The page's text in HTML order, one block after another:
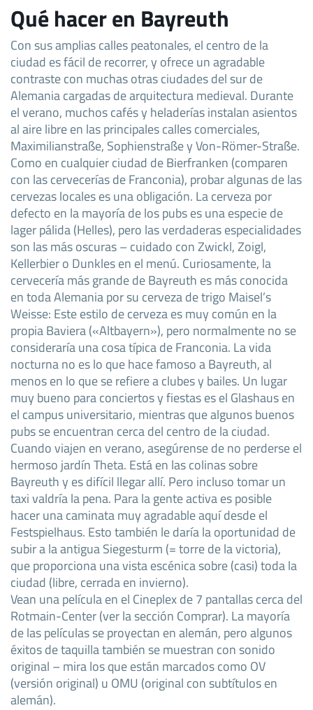
Qué hacer en Bayreuth
Con sus amplias calles peatonales, el centro de la
ciudad es fácil de recorrer, y ofrece un agradable
contraste con muchas otras ciudades del sur de
Alemania cargadas de arquitectura medieval. Durante
el verano, muchos cafés y heladerías instalan asientos
al aire libre en las principales calles comerciales,
Maximilianstraße, Sophienstraße y Von-Römer-Straße.
Como en cualquier ciudad de Bierfranken (comparen
con las cervecerías de Franconia), probar algunas de las
cervezas locales es una obligación. La cerveza por
defecto en la mayoría de los pubs es una especie de
lager pálida (Helles), pero las verdaderas especialidades
son las más oscuras – cuidado con Zwickl, Zoigl,
Kellerbier o Dunkles en el menú. Curiosamente, la
cervecería más grande de Bayreuth es más conocida
en toda Alemania por su cerveza de trigo Maisel’s
Weisse: Este estilo de cerveza es muy común en la
propia Baviera («Altbayern»), pero normalmente no se
consideraría una cosa típica de Franconia. La vida
nocturna no es lo que hace famoso a Bayreuth, al
menos en lo que se refiere a clubes y bailes. Un lugar
muy bueno para conciertos y fiestas es el Glashaus en
el campus universitario, mientras que algunos buenos
pubs se encuentran cerca del centro de la ciudad.
Cuando viajen en verano, asegúrense de no perderse el
hermoso jardín Theta. Está en las colinas sobre
Bayreuth y es difícil llegar allí. Pero incluso tomar un
taxi valdría la pena. Para la gente activa es posible
hacer una caminata muy agradable aquí desde el
Festspielhaus. Esto también le daría la oportunidad de
subir a la antigua Siegesturm (= torre de la victoria),
que proporciona una vista escénica sobre (casi) toda la
ciudad (libre, cerrada en invierno).
Vean una película en el Cineplex de 7 pantallas cerca del
Rotmain-Center (ver la sección Comprar). La mayoría
de las películas se proyectan en alemán, pero algunos
éxitos de taquilla también se muestran con sonido
original – mira los que están marcados como OV
(versión original) u OMU (original con subtítulos en
alemán).